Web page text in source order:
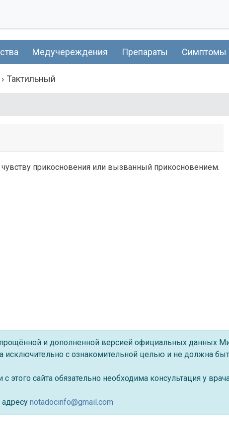
Медучереждения Препараты Симптомы
Тактильный
прикосновения или вызванный прикосновением.
и дополненной версией официальных данных
исключительно с ознакомительной целью и не должна
сайта обязательно необходима консультация у
notadocinfo@gmail.com